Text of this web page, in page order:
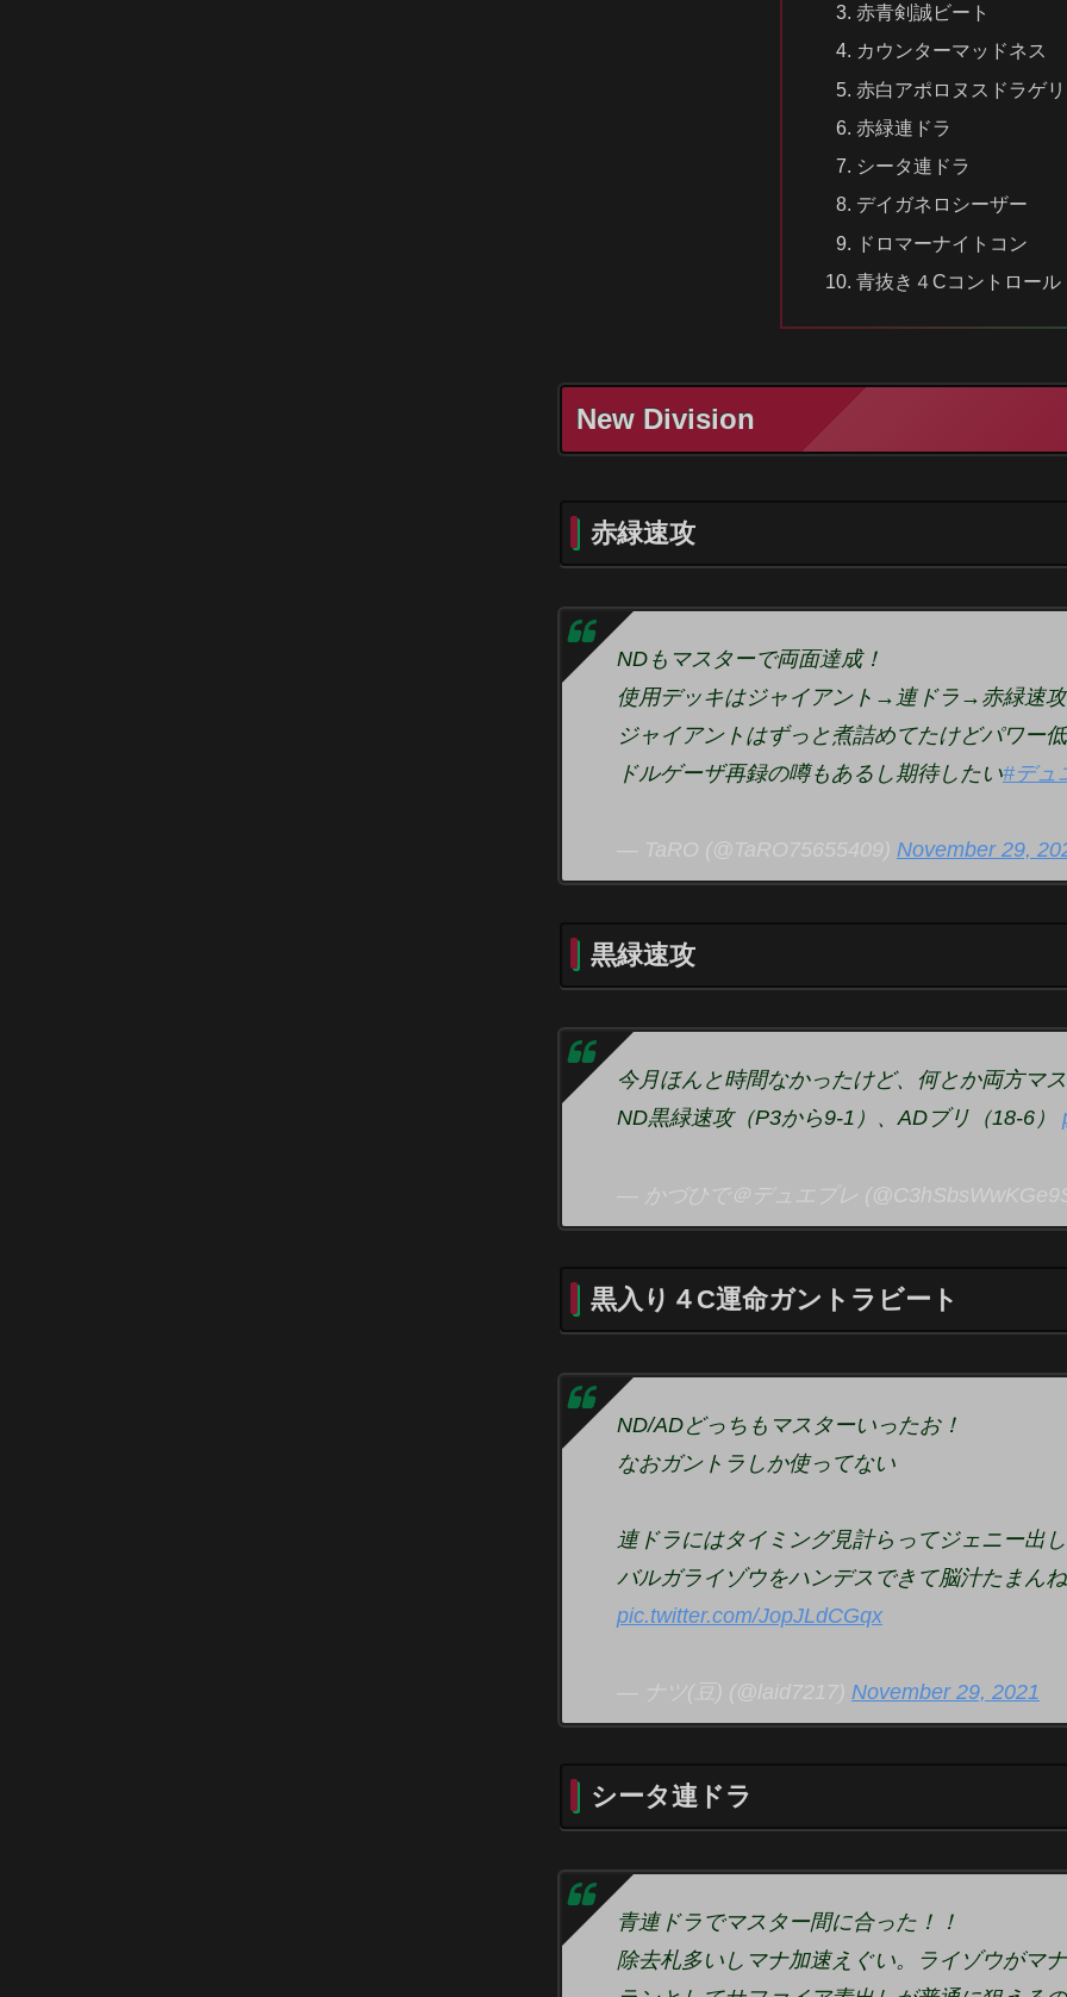
赤青剣誠ビート
カウンターマッドネス
赤白アポロヌスドラゲ
赤緑連ドラ
シータ連ドラ
デイガネロシーザー
ドロマーナイトコン
青抜き４Cコントロール
New Division
赤緑速攻
NDもマスターで両面達成！
使用デッキはジャイアント→連ドラ→赤緑速攻
ジャイアントはずっと煮詰めてたけどパワー
ドルゲーザ再録の噂もあるし期待したい#デュ
— TaRO (@TaRO75655409) November 29,
黒緑速攻
今月ほんと時間なかったけど、何とか両方マ
ND黒緑速攻（P3から9-1）、ADブリ（18-6）
— かづひで＠デュエプレ
黒入り４C運命ガントラビート
ND/ADどっちもマスターいったお！
なおガントラしか使ってない
連ドラにはタイミング見計らってジェニー出
バルガライゾウをハンデスできて脳汁たまん
pic.twitter.com/JopJLdCGqx
— ナツ(豆) (@laid7217) November 29, 2021
シータ連ドラ
青連ドラでマスター間に合った！！
除去札多いしマナ加速えぐい。ライゾウがマ